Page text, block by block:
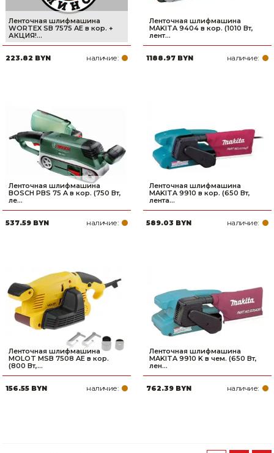
Ленточная шлифмашина
WORTEX SB 7575 AE в кор. +
АКЦИЯ!...
223.82 BYN наличие:
Ленточная шлифмашина
MAKITA 9404 в кор. (1010 Вт,
лент...
1188.97 BYN наличие:
Ленточная шлифмашина
BOSCH PBS 75 A в кор. (750 Вт,
ле...
537.59 BYN наличие:
Ленточная шлифмашина
MAKITA 9910 в кор. (650 Вт,
лента...
589.03 BYN наличие:
Ленточная шлифмашина
MOLOT MSB 7508 AE в кор.
(800 Вт,...
156.55 BYN наличие:
Ленточная шлифмашина
MAKITA 9910 K в чем. (650 Вт,
лен...
762.39 BYN наличие: